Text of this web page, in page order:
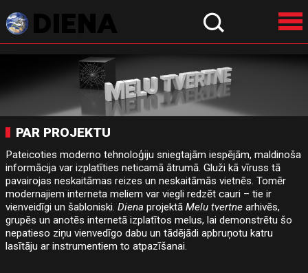
PAR PROJEKTU
Pateicoties moderno tehnoloģiju sniegtajām iespējām, maldinoša
informācija var izplatīties neticamā ātrumā. Gluži kā vīruss tā
pavairojas neskaitāmas reizes un neskaitāmās vietnēs. Tomēr
modernajiem interneta meliem var viegli redzēt cauri – tie ir
vienveidīgi un šabloniski.Diena projektāMelu tvertne arhivēs,
grupēs un anotēs internetā izplatītos melus, lai demonstrētu šo
nepatieso ziņu vienvedīgo dabu un tādējādi apbruņotu katru
lasītāju ar instrumentiem to atpazīšanai.